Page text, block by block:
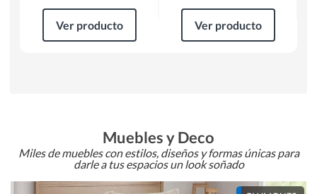
Ver producto Ver producto
Muebles y Deco
Miles de muebles con estilos, diseños y formas únicas para
darle a tus espacios un look soñado